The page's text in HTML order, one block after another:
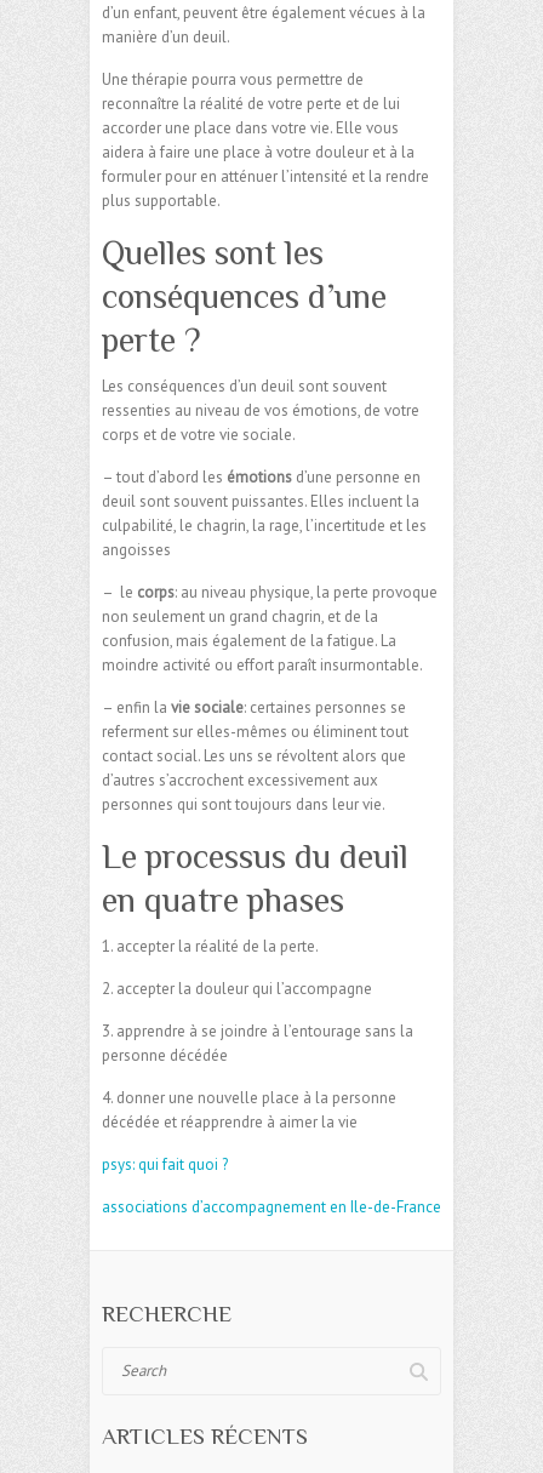
d’un enfant, peuvent être également vécues à la
manière d’un deuil.
Une thérapie pourra vous permettre de
reconnaître la réalité de votre perte et de lui
accorder une place dans votre vie. Elle vous
aidera à faire une place à votre douleur et à la
formuler pour en atténuer l’intensité et la rendre
plus supportable.
Quelles sont les
conséquences d’une
perte ?
Les conséquences d’un deuil sont souvent
ressenties au niveau de vos émotions, de votre
corps et de votre vie sociale.
– tout d’abord les émotions d’une personne en
deuil sont souvent puissantes. Elles incluent la
culpabilité, le chagrin, la rage, l’incertitude et les
angoisses
– le corps: au niveau physique, la perte provoque
non seulement un grand chagrin, et de la
confusion, mais également de la fatigue. La
moindre activité ou effort paraît insurmontable.
– enfin la vie sociale: certaines personnes se
referment sur elles-mêmes ou éliminent tout
contact social. Les uns se révoltent alors que
d’autres s’accrochent excessivement aux
personnes qui sont toujours dans leur vie.
Le processus du deuil
en quatre phases
1. accepter la réalité de la perte.
2. accepter la douleur qui l’accompagne
3. apprendre à se joindre à l’entourage sans la
personne décédée
4. donner une nouvelle place à la personne
décédée et réapprendre à aimer la vie
psys: qui fait quoi ?
associations d’accompagnement en Ile-de-France
RECHERCHE
ARTICLES RÉCENTS